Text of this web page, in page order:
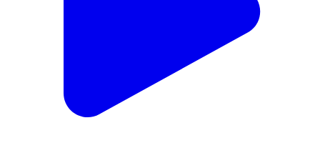
मध्यप्रदेश आपदा प्रबंधन प्राधिकरण तथा होमगार्ड, नागरिक सुरक्षा
एवं आपदा प्रबंधन मुख्यालय के निर्देशानुसार जिले में गुरुवार से 7